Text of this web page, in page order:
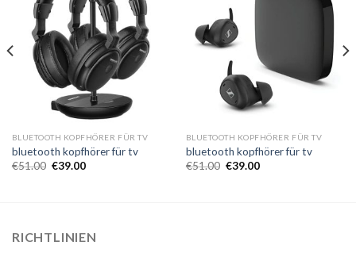
BLUETOOTH KOPFHÖRER FÜR TV
bluetooth kopfhörer für tv
€51.00 €39.00
BLUETOOTH KOPFHÖRER FÜR TV
bluetooth kopfhörer für tv
€51.00 €39.00
RICHTLINIEN